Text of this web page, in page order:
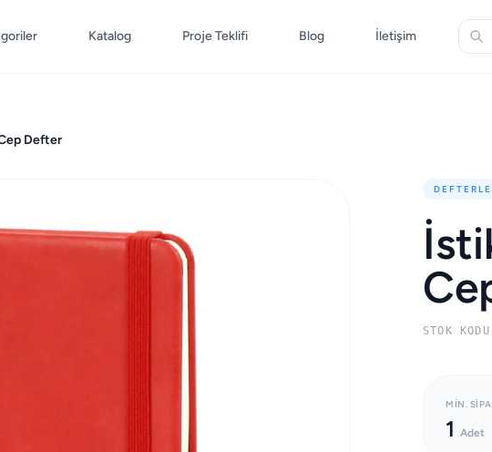
Katalog Proje Teklifi Blog İletişim
Defter
STOK
MIN.
1 Adet